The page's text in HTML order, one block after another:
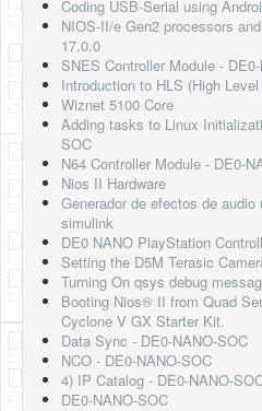
Coding USB-Serial using
NIOS-II/e Gen2 processors
17.0.0
SNES Controller Module -
Introduction to HLS (High
Wiznet 5100 Core
Adding tasks to Linux
SOC
N64 Controller Module - DE0-
Nios II Hardware
Generador de efectos de
simulink
DE0 NANO PlayStation
Setting the D5M Terasic
Turning On qsys debug
Booting Nios® II from Quad
Cyclone V GX Starter Kit.
Data Sync - DE0-NANO-SOC
NCO - DE0-NANO-SOC
4) IP Catalog - DE0-NANO-
DE0-NANO-SOC